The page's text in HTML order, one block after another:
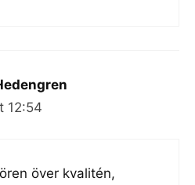
12:54
över kvalitén,